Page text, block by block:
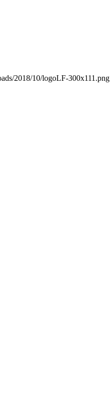
2018/10/logoLF-300x111.png